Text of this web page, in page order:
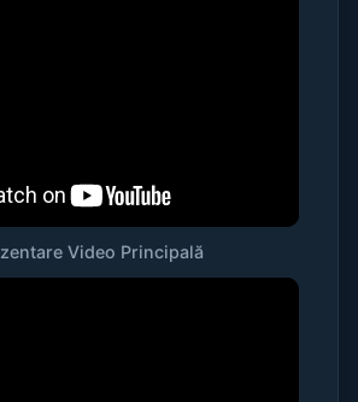
Video Principală